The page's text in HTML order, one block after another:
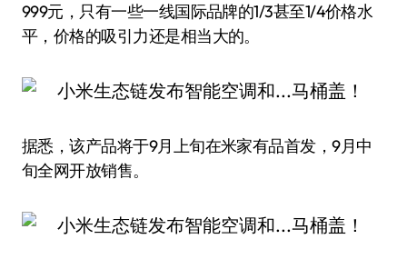
999元，只有一些一线国际品牌的1/3甚至1/4价格水
平，价格的吸引力还是相当大的。
据悉，该产品将于9月上旬在米家有品首发，9月中
旬全网开放销售。